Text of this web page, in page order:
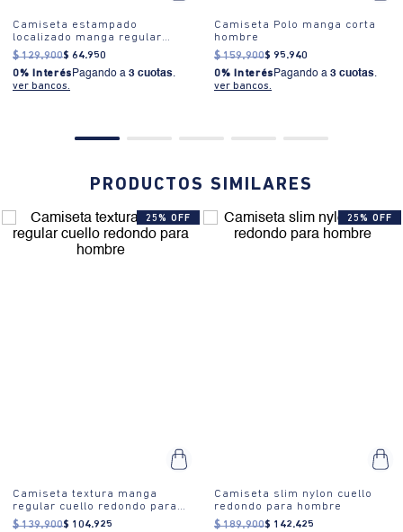
Camiseta estampado
localizado manga regular
cuello redondo para hombre
$ 129.900$ 64.950
0% Interés Pagando a 3 cuotas.
ver bancos.
Camiseta Polo manga corta
hombre
$ 159.900$ 95.940
0% Interés Pagando a 3 cuotas.
ver bancos.
PRODUCTOS SIMILARES
25% OFF
Camiseta textura manga
regular cuello redondo para
hombre
$ 139.900$ 104.925
25% OFF
Camiseta slim nylon cuello
redondo para hombre
$ 189.900$ 142.425